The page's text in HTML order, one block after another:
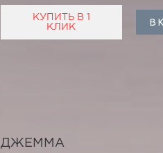
КУПИТЬ В 1
КЛИК
В
ДЖЕММА